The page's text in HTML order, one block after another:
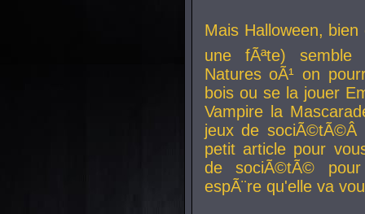
Mais Halloween, bien
une fÃªte) semble
Natures oÃ¹ on
bois ou se la jouer
Vampire la
jeux de
petit article pour
de sociÃ©tÃ©
espÃ¨re qu'elle va